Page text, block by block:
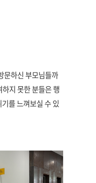
문하신 부모님들까
지 못한 분들은 행
를 느껴보실 수 있